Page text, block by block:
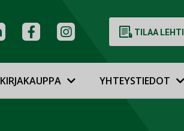
TILAA LEHTI
KIRJAKAUPPA YHTEYSTIEDOT